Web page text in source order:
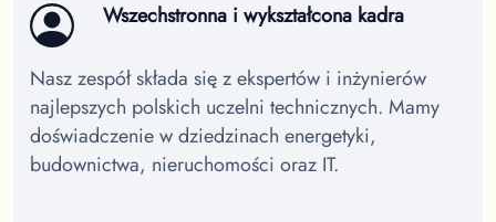
Wszechstronna i wykształcona kadra
Nasz zespół składa się z ekspertów i inżynierów
najlepszych polskich uczelni technicznych. Mamy
doświadczenie w dziedzinach energetyki,
budownictwa, nieruchomości oraz IT.